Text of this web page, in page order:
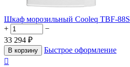
Шкаф морозильный Cooleq TBF-88S
+
−
33 294 ₽
В корзину
Быстрое оформление
